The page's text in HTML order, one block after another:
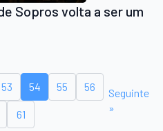
Sopros volta a ser um
53 54 55 56
61
Seguinte
»